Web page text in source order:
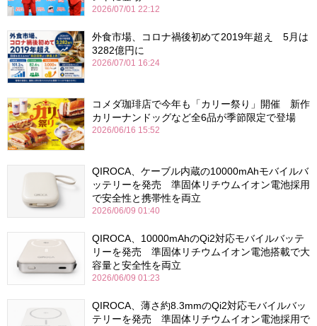
2026/07/01 22:12
外食市場、コロナ禍後初めて2019年超え 5月は
3282億円に
2026/07/01 16:24
コメダ珈琲店で今年も「カリー祭り」開催 新作
カリーナンドッグなど全6品が季節限定で登場
2026/06/16 15:52
QIROCA、ケーブル内蔵の10000mAhモバイルバ
ッテリーを発売 準固体リチウムイオン電池採用
で安全性と携帯性を両立
2026/06/09 01:40
QIROCA、10000mAhのQi2対応モバイルバッテ
リーを発売 準固体リチウムイオン電池搭載で大
容量と安全性を両立
2026/06/09 01:23
QIROCA、薄さ約8.3mmのQi2対応モバイルバッ
テリーを発売 準固体リチウムイオン電池採用で